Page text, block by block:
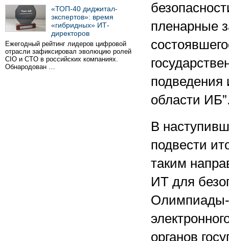
«ТОП-40 диджитал-
экспертов»: время
«гибридных» ИТ-
директоров
Ежегодный рейтинг лидеров цифровой
отрасли зафиксировал эволюцию ролей
CIO и CTO в российских компаниях.
Обнародован …
пленарные
подведения
области
В
подвести
таким
ИТ для
Олимпиады-
органов